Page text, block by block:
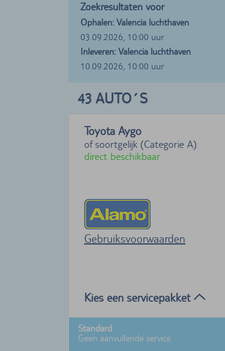
Zoekresultaten voor
Ophalen: Valencia luchthaven
03.09.2026, 10:00 uur
Inleveren: Valencia luchthaven
10.09.2026, 10:00 uur
43 AUTO´S
Toyota Aygo
of soortgelijk (Categorie A)
direct beschikbaar
Gebruiksvoorwaarden
Kies een servicepakket
Standard
Geen aanvullende service